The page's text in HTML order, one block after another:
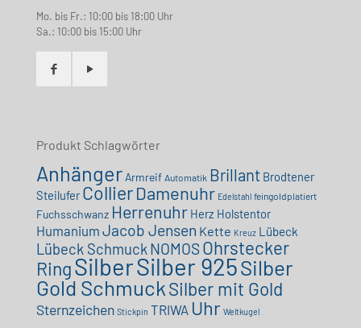
Mo. bis Fr.: 10:00 bis 18:00 Uhr
Sa.: 10:00 bis 15:00 Uhr
Produkt Schlagwörter
Anhänger Armreif Automatik Brillant Brodtener
Steilufer CollierDamenuhr Edelstahl feingoldplatiert
Fuchsschwanz Herrenuhr Herz Holstentor
Humanium Jacob Jensen Kette Kreuz Lübeck
Lübeck Schmuck NOMOSOhrstecker
RingSilberSilber 925Silber
Gold SchmuckSilber mit Gold
Sternzeichen Stickpin TRIWA Uhr Weltkugel